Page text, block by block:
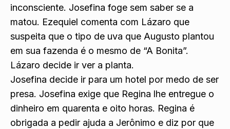
inconsciente. Josefina foge sem saber se a
matou. Ezequiel comenta com Lázaro que
suspeita que o tipo de uva que Augusto plantou
em sua fazenda é o mesmo de “A Bonita”.
Lázaro decide ir ver a planta.
Josefina decide ir para um hotel por medo de ser
presa. Josefina exige que Regina lhe entregue o
dinheiro em quarenta e oito horas. Regina é
obrigada a pedir ajuda a Jerônimo e diz por que